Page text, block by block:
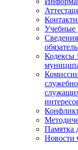
Учебные
Кодексы
Памятка
Новости